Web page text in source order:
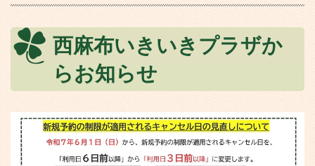
西麻布いきいきプラザか
らお知らせ